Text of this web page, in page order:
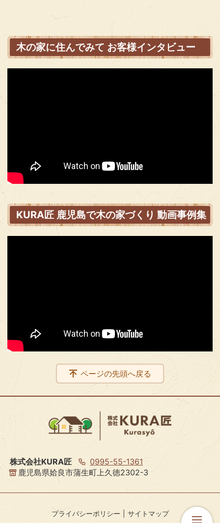
木の家に住んでみて お客様インタビュー
KURA匠 鹿児島で木の家づくり 動画事例集
ページの先頭へ戻る
株式会社KURA匠
0995-55-1361
鹿児島県姶良市蒲生町上久徳2302-3
プライバシーポリシー サイトマップ